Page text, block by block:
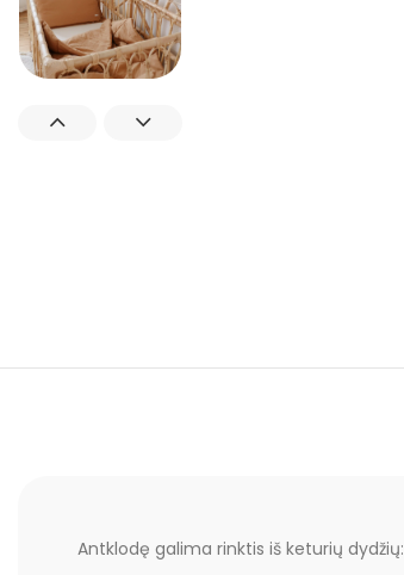
Antklodę galima rinktis iš keturių dydžių: